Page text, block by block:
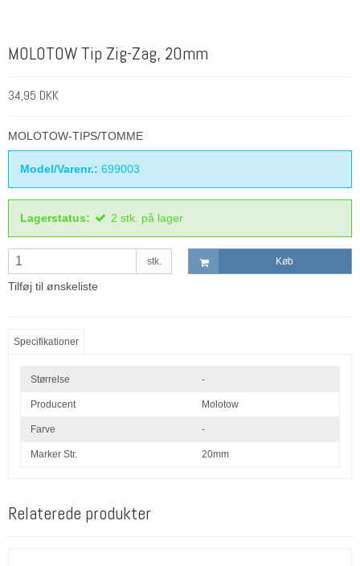
MOLOTOW Tip Zig-Zag, 20mm
34,95 DKK
MOLOTOW-TIPS/TOMME
Model/Varenr.: 699003
Lagerstatus: 2 stk. på lager
stk. Køb
Tilføj til ønskeliste
Specifikationer
Størrelse -
Producent Molotow
Farve -
Marker Str. 20mm
Relaterede produkter